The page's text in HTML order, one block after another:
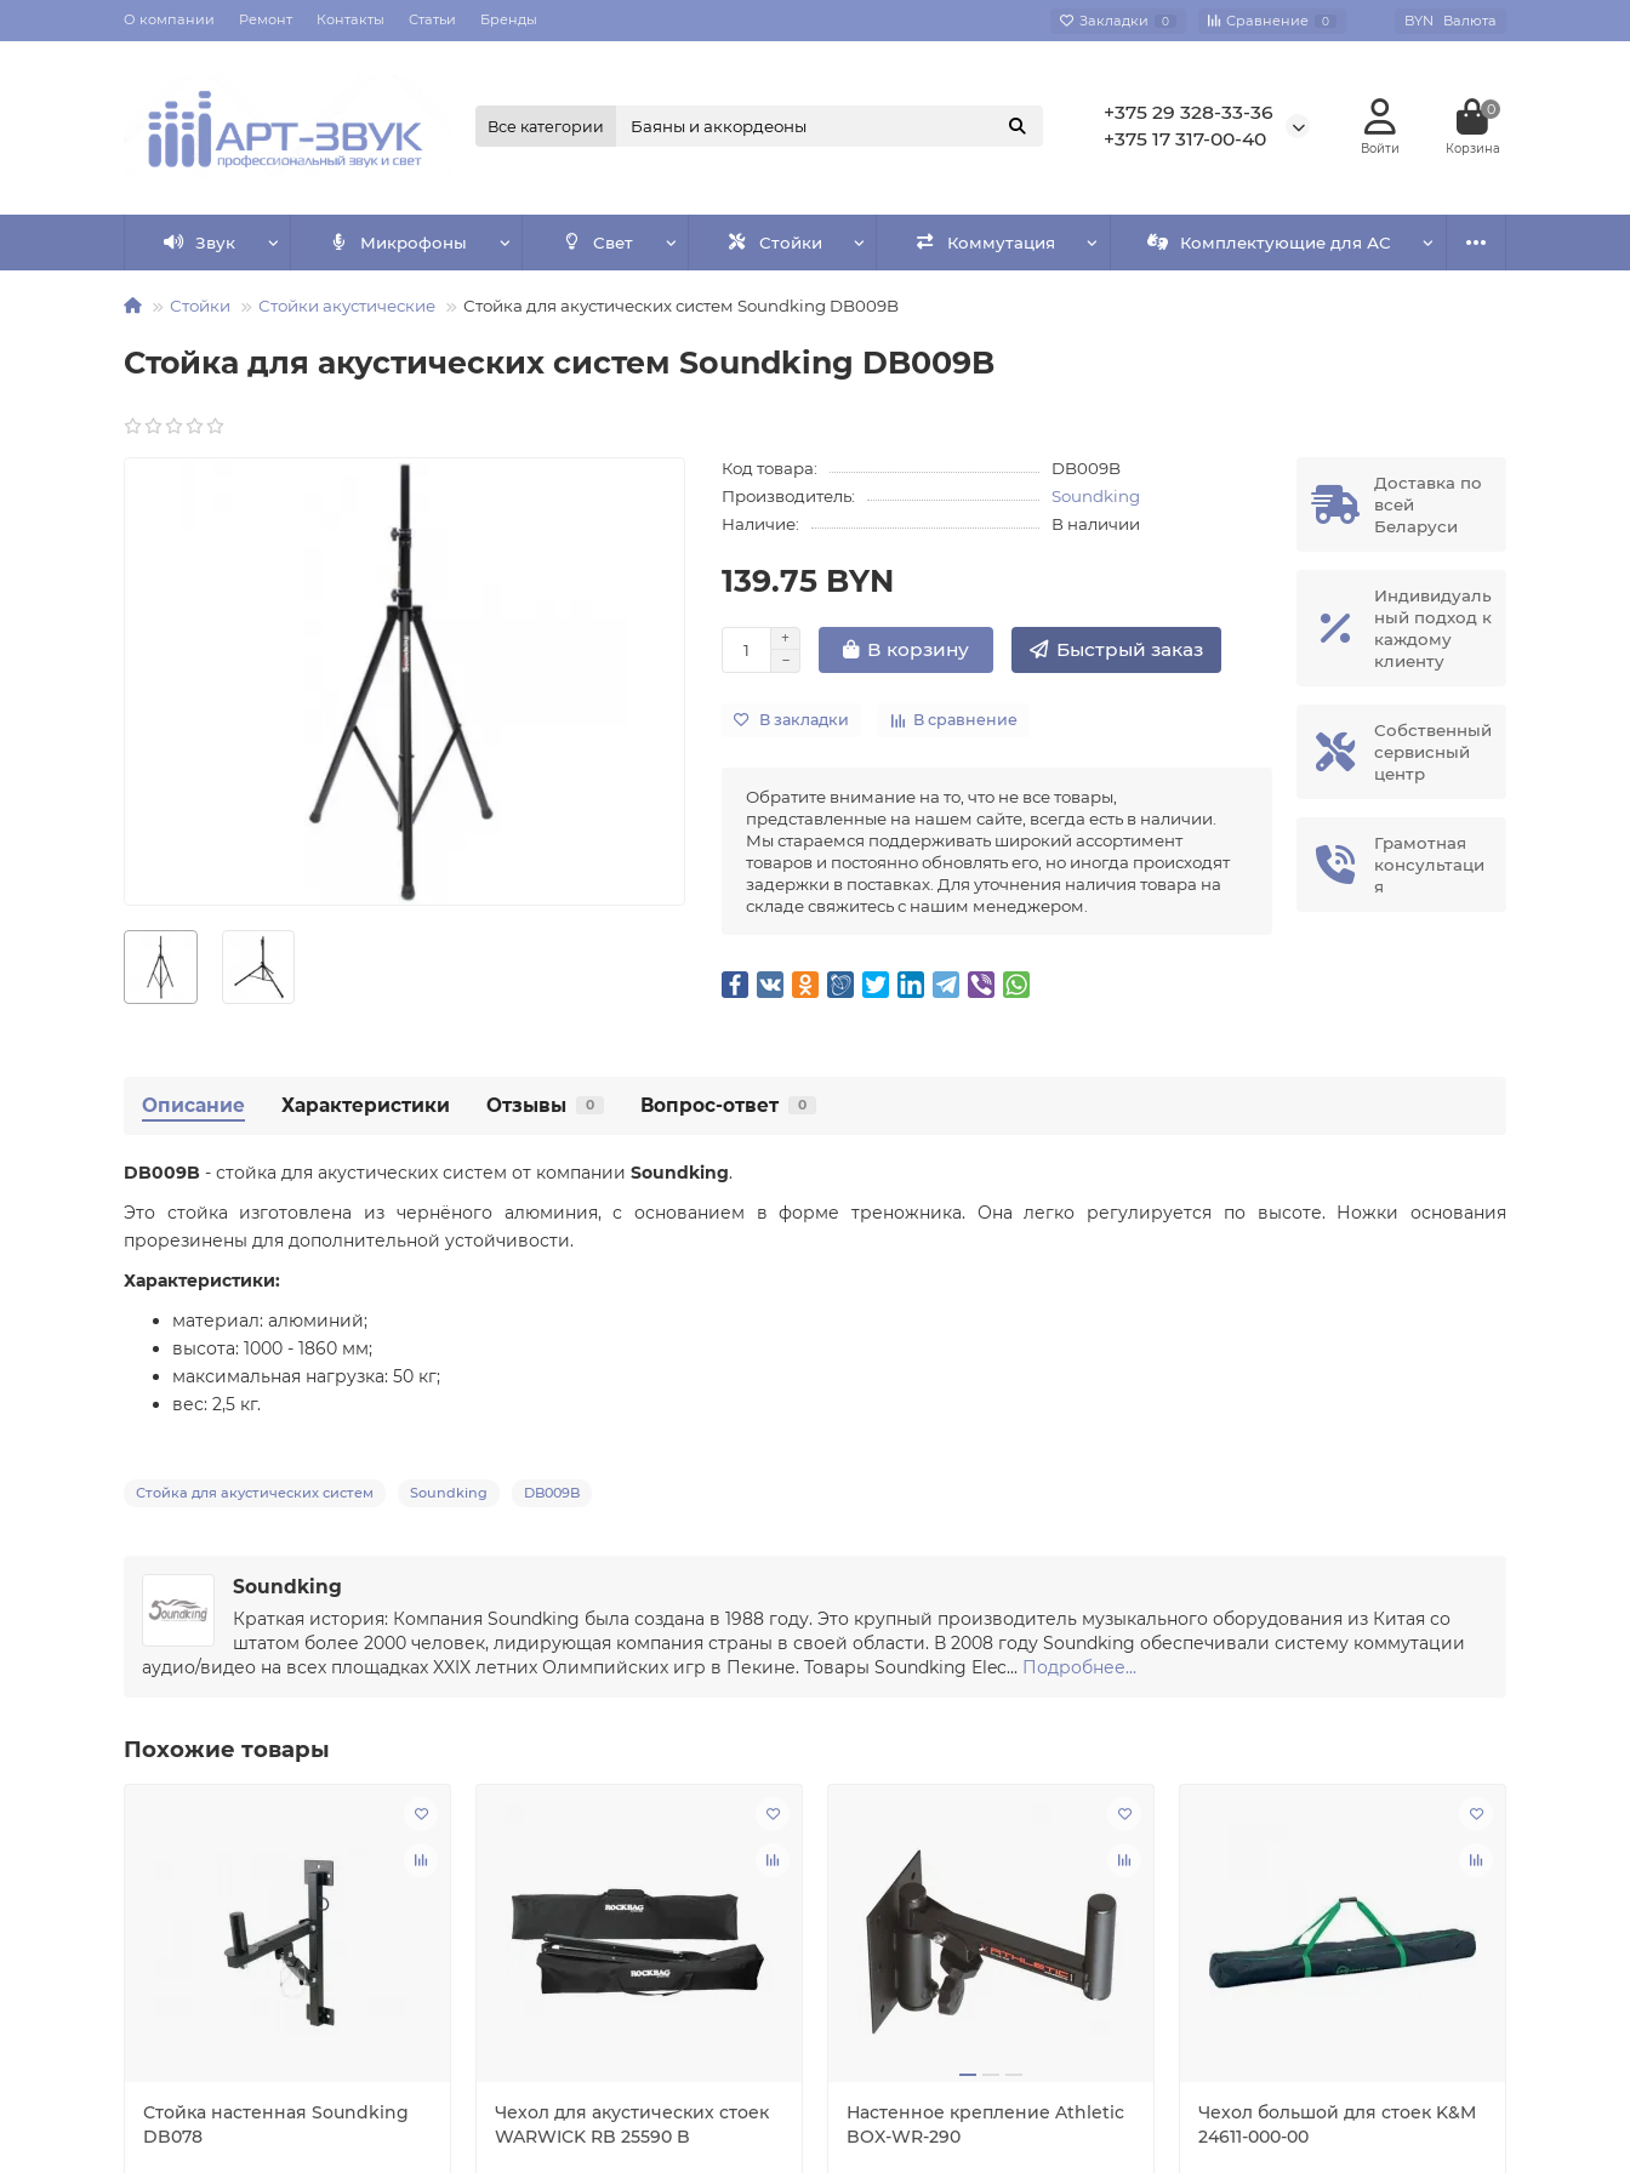
О компании Ремонт Контакты Статьи Бренды Закладки 0 Сравнение 0 BYN Валюта
Все категории
+375 29 328-33-36
+375 17 317-00-40
0
Звук Микрофоны Свет Стойки Коммутация Комплектующие для АС
Стойки Стойки акустические Стойка для акустических систем Soundking DB009B
Стойка для акустических систем Soundking DB009B
Код товара:
DB009B
Производитель:
Soundking
Наличие:
В наличии
139.75 BYN
В корзину Быстрый заказ
В закладки В сравнение
Обратите внимание на то, что не все товары,
представленные на нашем сайте, всегда есть в наличии.
Мы стараемся поддерживать широкий ассортимент
товаров и постоянно обновлять его, но иногда происходят
задержки в поставках. Для уточнения наличия товара на
складе свяжитесь с нашим менеджером.
Доставка по
всей
Беларуси
Индивидуаль
ный подход к
каждому
клиенту
Собственный
сервисный
центр
Грамотная
консультаци
я
Описание Характеристики Отзывы 0 Вопрос-ответ 0
DB009B - стойка для акустических систем от компании Soundking.
Это стойка изготовлена из чернёного алюминия, с основанием в форме треножника. Она легко регулируется по высоте. Ножки основания
прорезинены для дополнительной устойчивости.
Характеристики:
материал: алюминий;
высота: 1000 - 1860 мм;
максимальная нагрузка: 50 кг;
вес: 2,5 кг.
Стойка для акустических систем Soundking DB009B
Soundking
Краткая история: Компания Soundking была создана в 1988 году. Это крупный производитель музыкального оборудования из Китая со
штатом более 2000 человек, лидирующая компания страны в своей области. В 2008 году Soundking обеспечивали систему коммутации
аудио/видео на всех площадках XXIX летних Олимпийских игр в Пекине. Товары Soundking Elec... Подробнее...
Похожие товары
Стойка настенная Soundking
DB078
Чехол для акустических стоек
WARWICK RB 25590 B
Настенное крепление Athletic
BOX-WR-290
Чехол большой для стоек K&M
24611-000-00